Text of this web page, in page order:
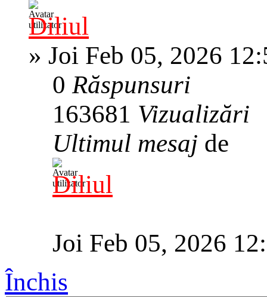
Diliul
» Joi Feb 05, 2026
0Răspunsuri
163681 Vizualizări
Ultimul mesaj de
Diliul
Joi Feb 05, 2026
Închis